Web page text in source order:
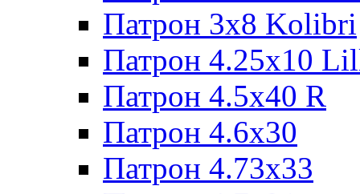
Патрон 3x8 Kolibri
Патрон 4.25x10
Патрон 4.5x40 R
Патрон 4.6x30
Патрон 4.73x33